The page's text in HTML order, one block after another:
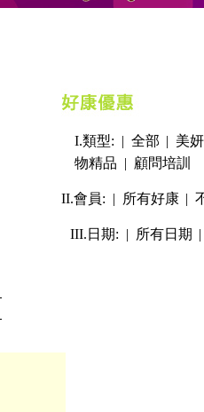
I.類型: | 全部 | 美
物精品 | 顧問培訓
II.會員: | 所有好康|
III.日期: | 所有日期